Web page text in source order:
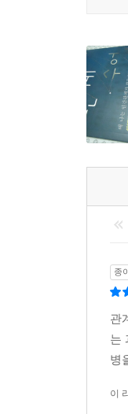
인간
상대방
인간
과정
-인간
-행복
-나는
-인간
종
관
는
병
이